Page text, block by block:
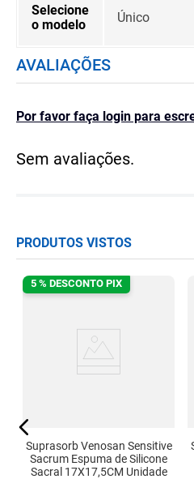
Selecione
o modelo
Único
AVALIAÇÕES
Por favor faça login para
Sem avaliações.
PRODUTOS VISTOS
5 % DESCONTO PIX
Suprasorb Venosan Sensitive
Sacrum Espuma de Silicone
Sacral 17X17,5CM Unidade